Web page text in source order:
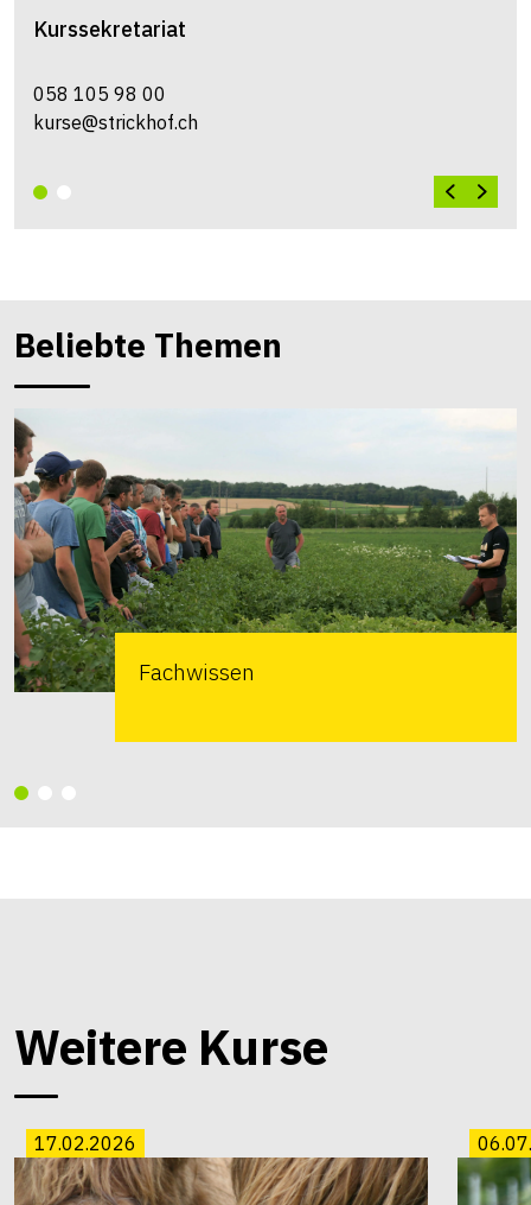
Kurssekretariat
058 105 98 00
kurse@strickhof.ch
Beliebte Themen
Fachwissen
Weitere Kurse
17.02.2026